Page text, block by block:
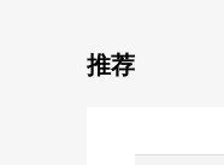
推荐